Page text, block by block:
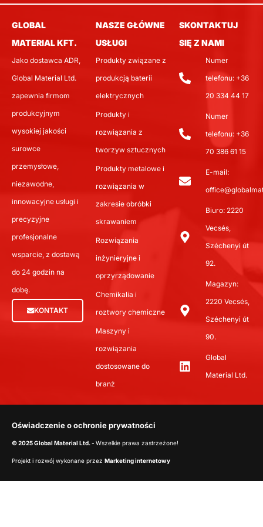
GLOBAL
MATERIAL KFT.
Jako dostawca ADR,
Global Material Ltd.
zapewnia firmom
produkcyjnym
wysokiej jakości
surowce
przemysłowe,
niezawodne,
innowacyjne usługi i
precyzyjne
profesjonalne
wsparcie, z dostawą
do 24 godzin na
dobę.
KONTAKT
NASZE GŁÓWNE
USŁUGI
Produkty związane z
produkcją baterii
elektrycznych
Produkty i
rozwiązania z
tworzyw sztucznych
Produkty metalowe i
rozwiązania w
zakresie obróbki
skrawaniem
Rozwiązania
inżynieryjne i
oprzyrządowanie
Chemikalia i
roztwory chemiczne
Maszyny i
rozwiązania
dostosowane do
branż
SKONTAKTUJ
SIĘ Z NAMI
Numer
telefonu: +36
20 334 44 17
Numer
telefonu: +36
70 386 61 15
E-mail:
Biuro: 2220
Vecsés,
Széchenyi út
92.
Magazyn:
2220 Vecsés,
Széchenyi út
90.
Global
Material Ltd.
Oświadczenie o ochronie prywatności
© 2025 Global Material Ltd. - Wszelkie prawa zastrzeżone!
Projekt i rozwój wykonane przez Marketing internetowy